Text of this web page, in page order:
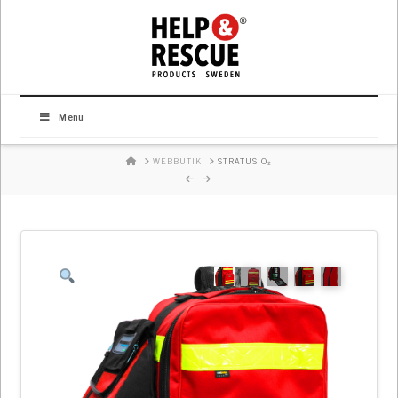
Menu
HOMEWEBBUTIK STRATUS O₂